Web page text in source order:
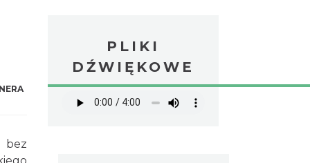
bez
PLIKI
DŹWIĘKOWE